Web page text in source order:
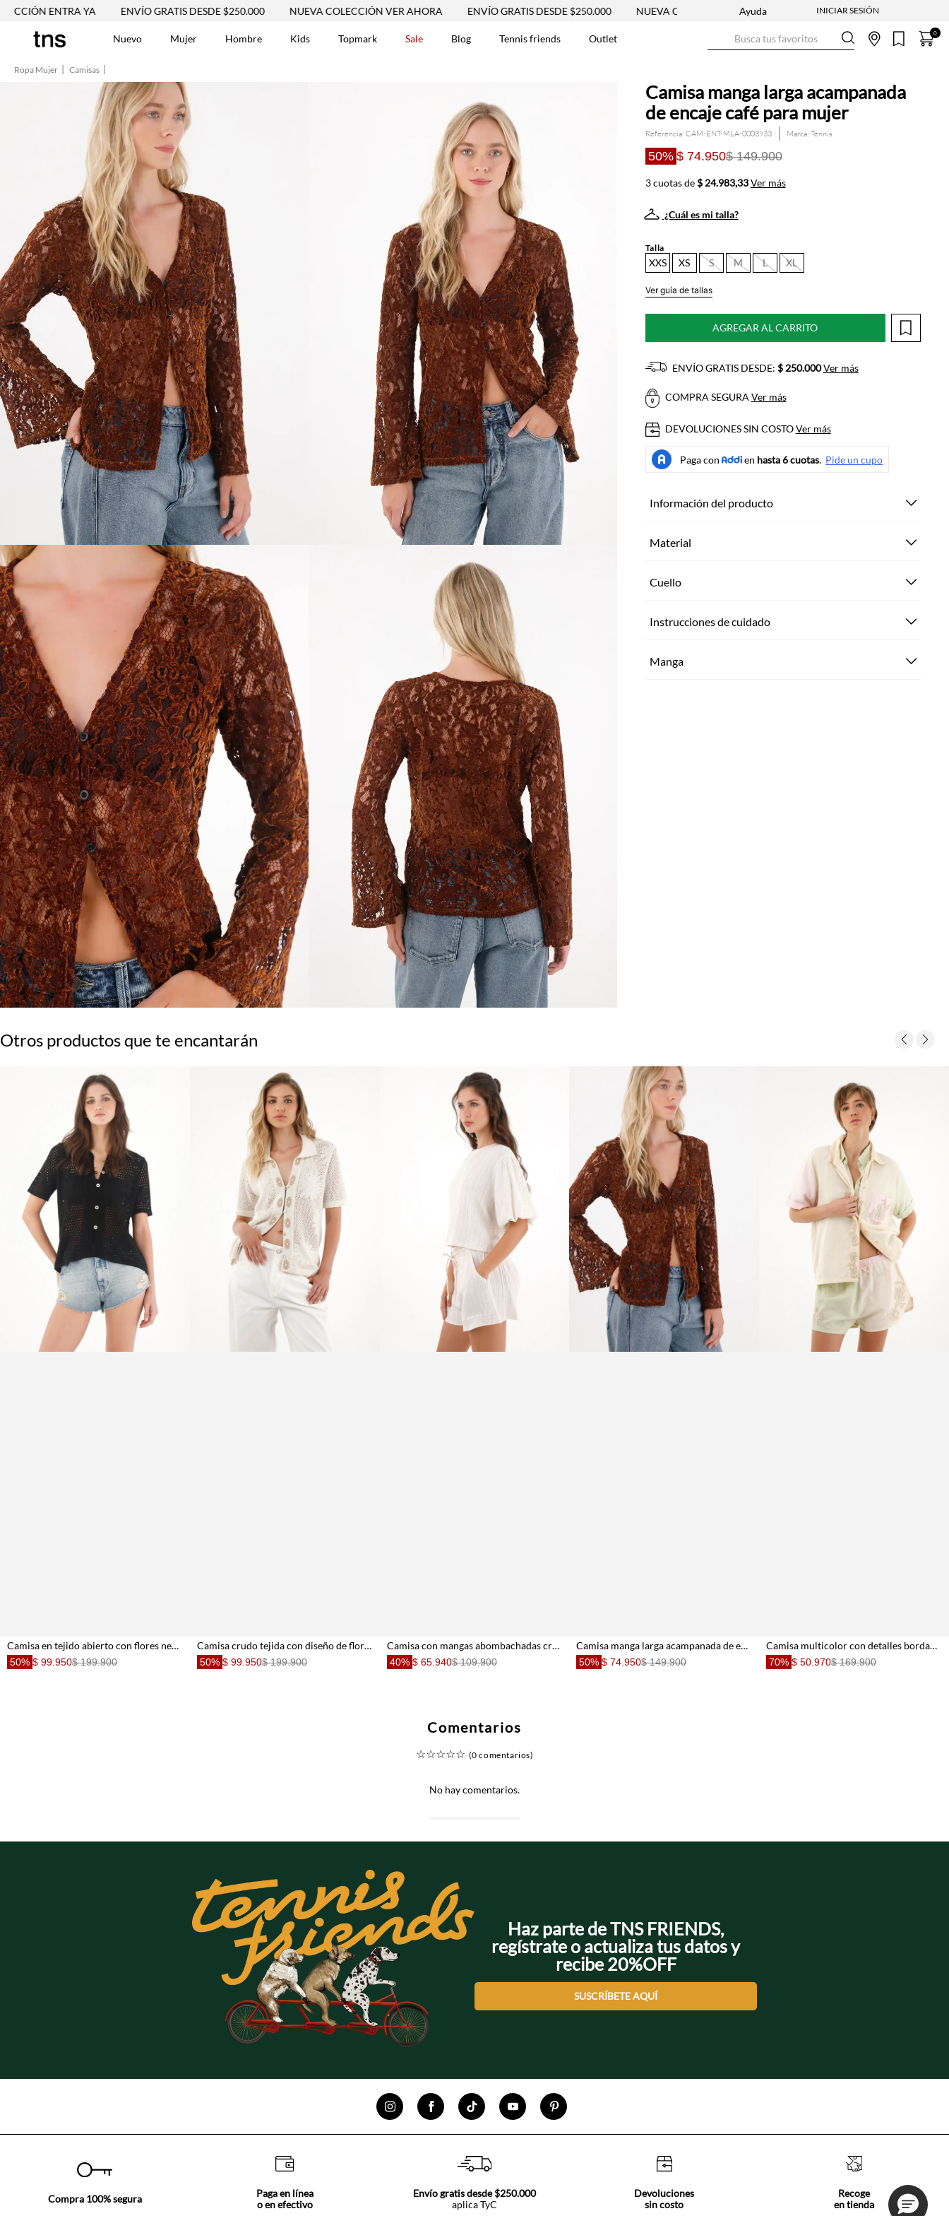
YA ENVÍO GRATIS DESDE $250.000 NUEVA COLECCIÓN VER AHORA ENVÍO GRATIS DESDE $250.000 NUEVA COLECCIÓN ENTRA YA ENVÍO GRATIS DESDE $250.000
Ayuda
Nuevo Mujer Hombre Kids Topmark Sale Blog Tennis friends Outlet 0
Ropa Mujer Camisas
Camisa manga larga acampanada
de encaje café para mujer
Referencia: CAM-ENT-MLA-0003933 Tennis
50% $ 74.950$ 149.900
3 cuotas de$ 24.983,33 Ver más
¿Cuál es mi talla?
Talla
XXS XS S M L XL
Ver guía de tallas
AGREGAR AL CARRITO
ENVÍO GRATIS DESDE: $ 250.000 Ver más
COMPRA SEGURA Ver más
DEVOLUCIONES SIN COSTOVer más
Información del producto
Material
Cuello
Instrucciones de cuidado
Manga
Otros productos que te encantarán
Camisa en tejido abierto con flores negra para mujer
50% $ 99.950$ 199.900
Camisa crudo tejida con diseño de flores para mujer
50% $ 99.950$ 199.900
Camisa con mangas abombachadas crudo para mujer
40% $ 65.940$ 109.900
Camisa manga larga acampanada de encaje café para mujer
50% $ 74.950$ 149.900
Camisa multicolor con detalles bordados para mujer
70% $ 50.970$ 169.900
Comentarios
☆☆☆☆☆ (0 comentarios)
No hay comentarios.
Haz parte de TNS FRIENDS,
regístrate o actualiza tus datos y
recibe 20%OFF
SUSCRÍBETE AQUÍ
Compra 100% segura
Paga en línea
o en efectivo
Envío gratis desde $250.000
aplica TyC
Devoluciones
sin costo
Recoge
en tienda
6.
7. Chaqueta
8. Short
9. Bermuda
10. Camisetas Mujer